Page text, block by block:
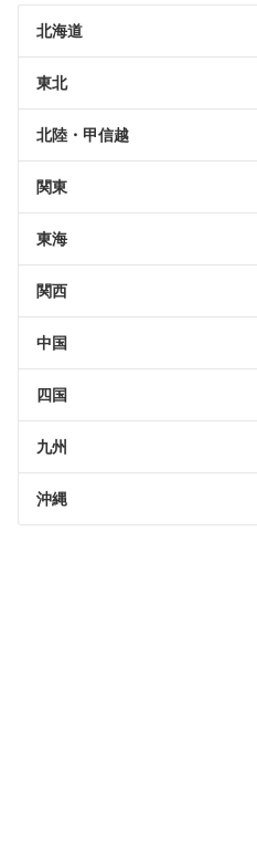
北海道
東北
北陸・甲信越
関東
東海
関西
中国
四国
九州
沖縄